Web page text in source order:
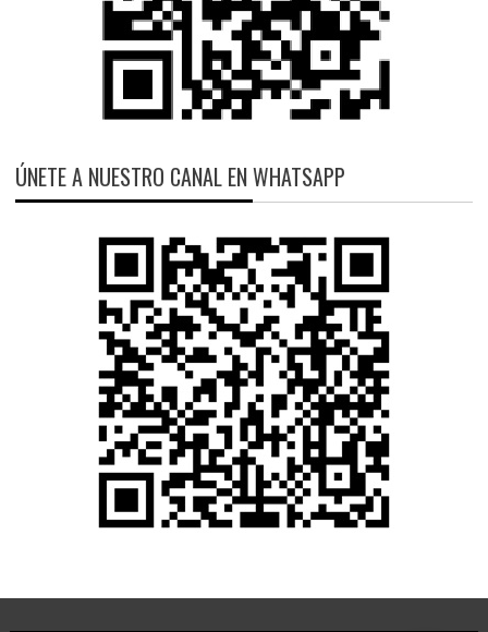
ÚNETE A NUESTRO CANAL EN WHATSAPP